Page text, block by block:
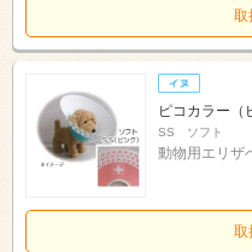
取
ピコカラー（
SS ソフト
動物用エリザ
取